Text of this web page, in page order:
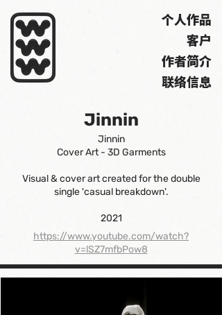
个人作品
客户
作者简介
联络信息
Jinnin
Jinnin
Cover Art - 3D Garments
Visual & cover art created for the double
single 'casual breakdown'.
2021
https://www.youtube.com/watch?
v=lSZ7mfbPow8